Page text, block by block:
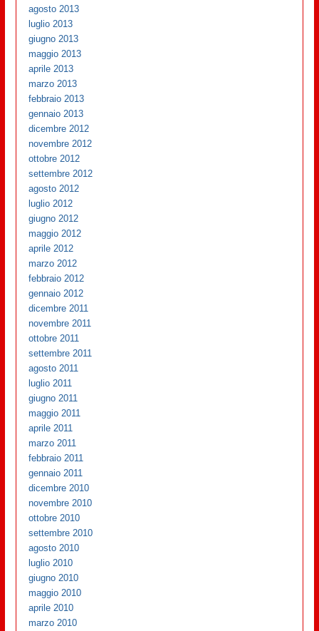
agosto 2013
luglio 2013
giugno 2013
maggio 2013
aprile 2013
marzo 2013
febbraio 2013
gennaio 2013
dicembre 2012
novembre 2012
ottobre 2012
settembre 2012
agosto 2012
luglio 2012
giugno 2012
maggio 2012
aprile 2012
marzo 2012
febbraio 2012
gennaio 2012
dicembre 2011
novembre 2011
ottobre 2011
settembre 2011
agosto 2011
luglio 2011
giugno 2011
maggio 2011
aprile 2011
marzo 2011
febbraio 2011
gennaio 2011
dicembre 2010
novembre 2010
ottobre 2010
settembre 2010
agosto 2010
luglio 2010
giugno 2010
maggio 2010
aprile 2010
marzo 2010